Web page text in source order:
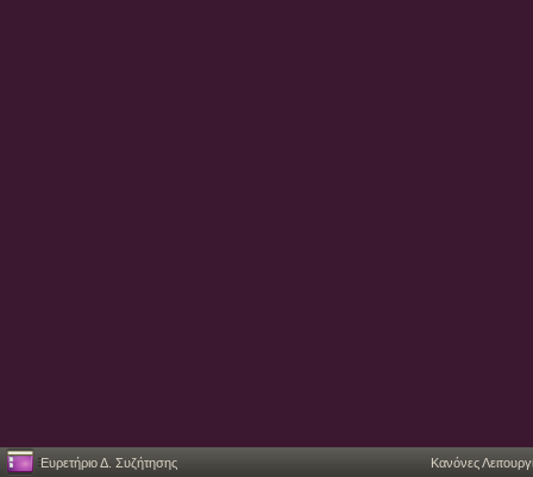
Ευρετήριο Δ. Συζήτησης Κανόνες